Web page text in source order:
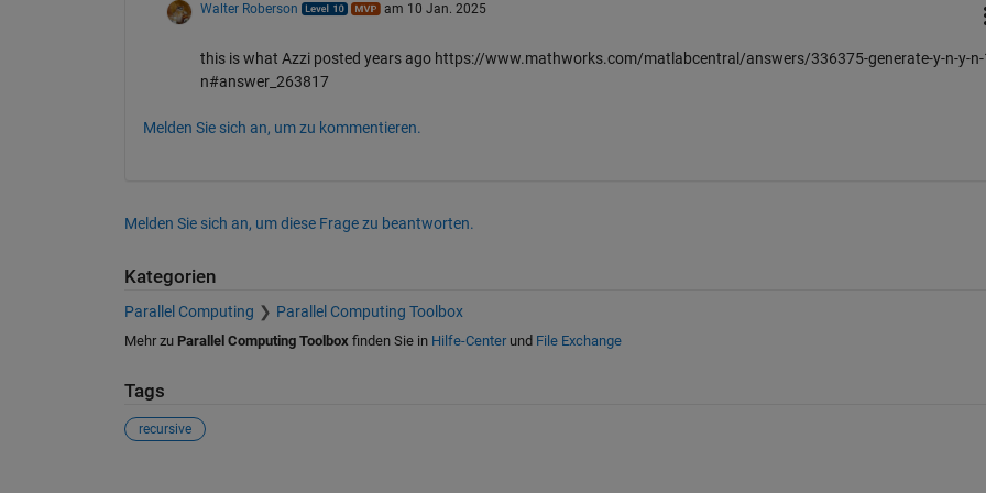
Walter Roberson am 10 Jan. 2025
this is what Azzi posted years ago https://www.mathworks.com/matlabcentral/answers/336375-generate-y-n-y-n-
n#answer_263817
Melden Sie sich an, um zu kommentieren.
Melden Sie sich an, um diese Frage zu beantworten.
Kategorien
Parallel Computing Parallel Computing Toolbox
Mehr zu Parallel Computing Toolboxfinden Sie in Hilfe-Centerund File Exchange
Tags
recursive